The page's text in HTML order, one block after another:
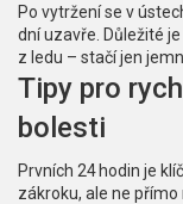
Po vytržení se v
dní uzavře. Důležité
z ledu – stačí jen
Tipy pro
bolesti
Prvních 24 hodin je
zákroku, ale ne